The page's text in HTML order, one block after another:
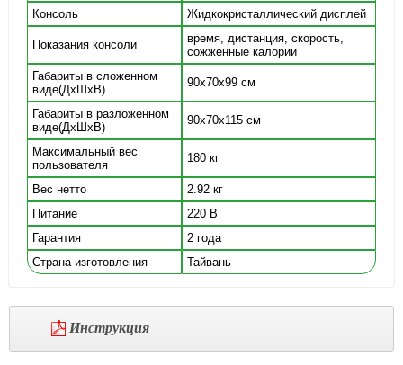
Консоль Жидкокристаллический дисплей
Показания консоли
время, дистанция, скорость,
сожженные калории
Габариты в сложенном
виде(ДхШхВ)
90х70х99 см
Габариты в разложенном
виде(ДхШхВ)
90х70х115 см
Максимальный вес
пользователя
180 кг
Вес нетто
2.92 кг
Питание
220 В
Гарантия
2 года
Страна изготовления
Тайвань
Инструкция